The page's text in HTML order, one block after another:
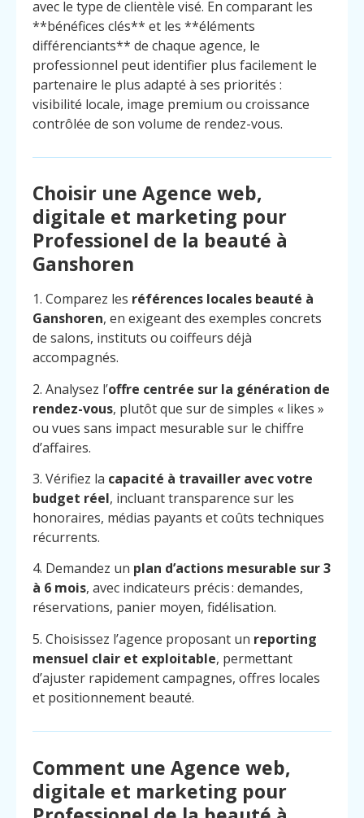
Contact
avec le type de clientèle visé. En comparant les
**bénéfices clés** et les **éléments
différenciants** de chaque agence, le
professionnel peut identifier plus facilement le
partenaire le plus adapté à ses priorités :
visibilité locale, image premium ou croissance
contrôlée de son volume de rendez-vous.
Choisir une Agence web,
digitale et marketing pour
Professionel de la beauté à
Ganshoren
1. Comparez les références locales beauté à
Ganshoren, en exigeant des exemples concrets
de salons, instituts ou coiffeurs déjà
accompagnés.
2. Analysez l’offre centrée sur la génération de
rendez-vous, plutôt que sur de simples « likes »
ou vues sans impact mesurable sur le chiffre
d’affaires.
3. Vérifiez la capacité à travailler avec votre
budget réel, incluant transparence sur les
honoraires, médias payants et coûts techniques
récurrents.
4. Demandez un plan d’actions mesurable sur 3
à 6 mois, avec indicateurs précis : demandes,
réservations, panier moyen, fidélisation.
5. Choisissez l’agence proposant un reporting
mensuel clair et exploitable, permettant
d’ajuster rapidement campagnes, offres locales
et positionnement beauté.
Comment une Agence web,
digitale et marketing pour